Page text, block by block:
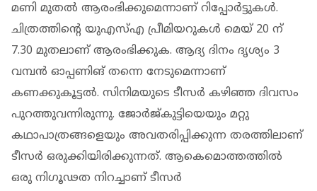
മണി മുതല്‍ ആരംഭിക്കുമെന്നാണ് റിപ്പോര്‍ട്ടുകള്‍.
ചിത്രത്തിന്റെ യുഎസ്എ പ്രീമിയറുകള്‍ മെയ് 20 ന്
7.30 മുതലാണ് ആരംഭിക്കുക. ആദ്യ ദിനം ദൃശ്യം 3
വമ്പന്‍ ഓപ്പണിങ് തന്നെ നേടുമെന്നാണ്
കണക്കുകൂട്ടല്‍. സിനിമയുടെ ടീസര്‍ കഴിഞ്ഞ ദിവസം
പുറത്തുവന്നിരുന്നു. ജോര്‍ജ്കുട്ടിയെയും മറ്റു
കഥാപാത്രങ്ങളെയും അവതരിപ്പിക്കുന്ന തരത്തിലാണ്
ടീസര്‍ ഒരുക്കിയിരിക്കുന്നത്. ആകെമൊത്തത്തില്‍
ഒരു നിഗൂഢത നിറച്ചാണ് ടീസര്‍